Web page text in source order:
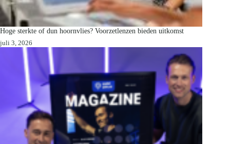
Hoge sterkte of dun hoornvlies? Voorzetlenzen bieden uitkomst
juli 3, 2026